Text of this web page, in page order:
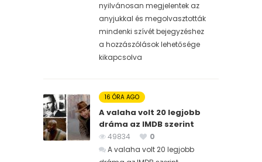
nyilvánosan megjelentek az
anyjukkal és megolvasztották
mindenki szívét bejegyzéshez
a hozzászólások lehetősége
kikapcsolva
16 ÓRA AGO
A valaha volt 20 legjobb
dráma az IMDB szerint
49834
0
A valaha volt 20 legjobb